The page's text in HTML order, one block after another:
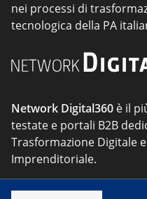
nei processi di
tecnologica della PA
Network Digital360 è il
testate e portali B2B
Trasformazione Digitale
Imprenditoriale.